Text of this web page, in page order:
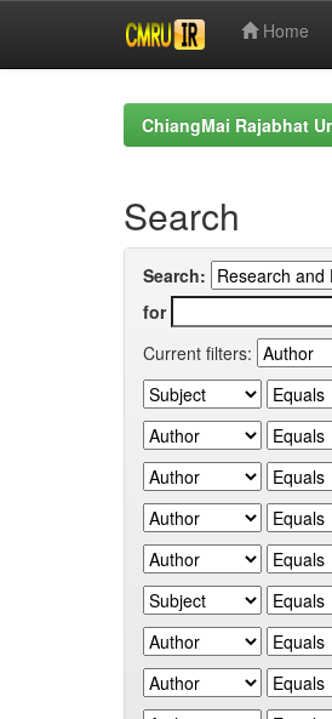
Home
ChiangMai Rajabhat
Search
Search:
for
Current filters: